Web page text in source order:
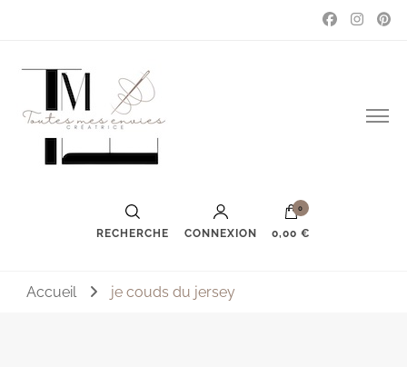
Toutes mes envies
Couture, accessoires, mode, bijoux …
RECHERCHE CONNEXION
0
0,00 €
Accueil je couds du jersey